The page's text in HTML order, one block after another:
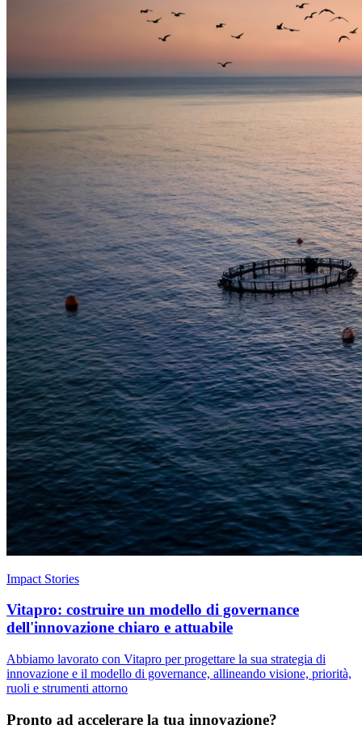
Impact Stories
Vitapro: costruire un modello di governance
dell'innovazione chiaro e attuabile
Abbiamo lavorato con Vitapro per progettare la sua strategia di
innovazione e il modello di governance, allineando visione, priorità,
ruoli e strumenti attorno
Pronto ad accelerare la tua innovazione?